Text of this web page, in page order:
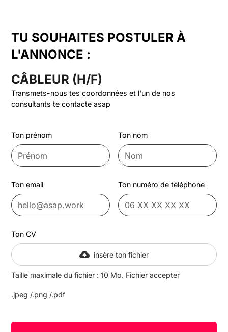
TU SOUHAITES POSTULER À
L'ANNONCE :
CÂBLEUR (H/F)
Transmets-nous tes coordonnées et l'un de nos
consultants te contacte asap
Ton prénom Ton nom
Ton email Ton numéro de téléphone
Ton CV
insère ton fichier
Taille maximale du fichier : 10 Mo. Fichier accepter
.jpeg /.png /.pdf